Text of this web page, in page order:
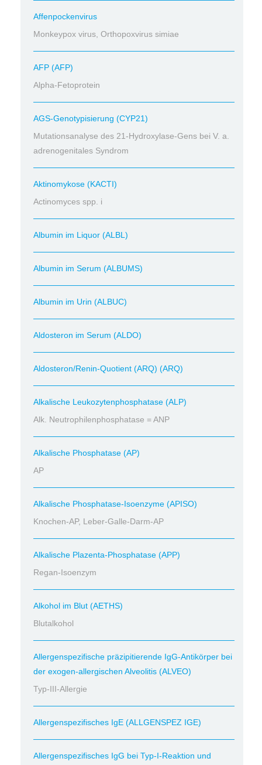
Affenpockenvirus
Monkeypox virus, Orthopoxvirus simiae
AFP (AFP)
Alpha-Fetoprotein
AGS-Genotypisierung (CYP21)
Mutationsanalyse des 21-Hydroxylase-Gens bei V. a.
adrenogenitales Syndrom
Aktinomykose (KACTI)
Actinomyces spp. i
Albumin im Liquor (ALBL)
Albumin im Serum (ALBUMS)
Albumin im Urin (ALBUC)
Aldosteron im Serum (ALDO)
Aldosteron/Renin-Quotient (ARQ) (ARQ)
Alkalische Leukozytenphosphatase (ALP)
Alk. Neutrophilenphosphatase = ANP
Alkalische Phosphatase (AP)
AP
Alkalische Phosphatase-Isoenzyme (APISO)
Knochen-AP, Leber-Galle-Darm-AP
Alkalische Plazenta-Phosphatase (APP)
Regan-Isoenzym
Alkohol im Blut (AETHS)
Blutalkohol
Allergenspezifische präzipitierende IgG-Antikörper bei
der exogen-allergischen Alveolitis (ALVEO)
Typ-III-Allergie
Allergenspezifisches IgE (ALLGENSPEZ IGE)
Allergenspezifisches IgG bei Typ-I-Reaktion und